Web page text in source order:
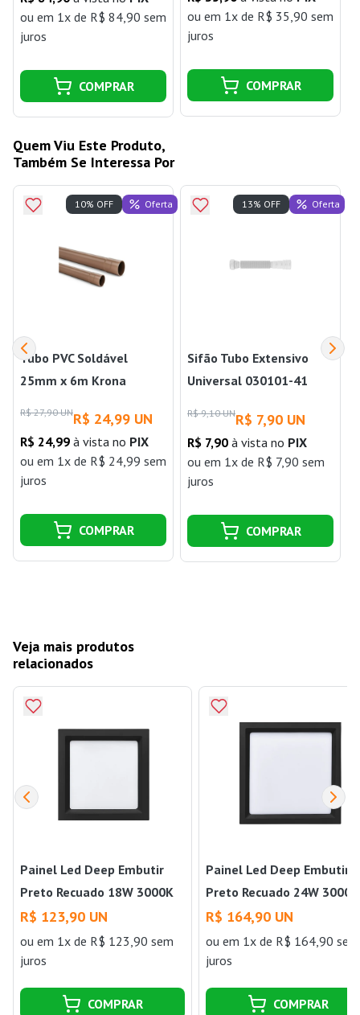
ou em 1x de R$ 84,90 sem
juros
COMPRAR
ou em 1x de R$ 35,90 sem
juros
COMPRAR
Quem Viu Este Produto,
Também Se Interessa Por
Tubo PVC Soldável
25mm x 6m Krona
R$ 27,90 UNR$ 24,99 UN
R$ 24,99 à vista no PIX
ou em 1x de R$ 24,99 sem
juros
10% OFF Oferta
COMPRAR
Sifão Tubo Extensivo
Universal 030101-41
R$ 9,10 UNR$ 7,90 UN
R$ 7,90 à vista no PIX
ou em 1x de R$ 7,90 sem
juros
13% OFF Oferta
COMPRAR
Veja mais produtos
relacionados
Painel Led Deep Embutir
Preto Recuado 18W 3000K
Luz Amarela Bivolt Stella
R$ 123,90 UN
ou em 1x de R$ 123,90 sem
juros
COMPRAR
Painel Led Deep Embutir
Preto Recuado 24W 3000K
Luz Amarela Bivolt Stella
R$ 164,90 UN
ouem 1x de R$ 164,90 sem
juros
COMPRAR